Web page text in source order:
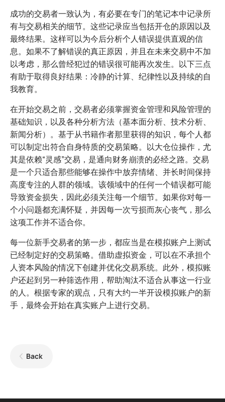
成功的交易者一致认为，有必要在专门的笔记本中记录所
有与交易相关的细节。这些记录应当包括开仓的原因以及
最终结果。这样可以为今后分析个人错误提供直观的信
息。如果不了解错误的真正原因，并且在未来交易中不加
以考虑，那么曾经犯过的错误很可能再次发生。以下三点
有助于取得良好结果：冷静的计算、纪律性以及持续的自
我教育。
在开始交易之前，交易者必须掌握资金管理和风险管理的
基础知识，以及各种分析方法（基本面分析、技术分析、
新闻分析）。基于从书籍作者那里获得的知识，每个人都
可以制定出符合自身特质的交易策略。以大仓位操作，尤
其是依赖“灵感”交易，是通向财务崩溃的必经之路。交易
是一个只适合那些能够在操作中放弃情绪、并长时间保持
高度专注的人群的领域。该领域中的任何一个错误都可能
导致资金损失，因此必须关注每一个细节。如果你对每一
个小问题都充满怀疑，并因每一次亏损而灰心丧气，那么
这项工作并不适合你。
每一位新手交易者的第一步，都应当是在模拟账户上测试
已经制定好的交易策略。借助虚拟资金，可以在不承担个
人资本风险的情况下创建并优化交易系统。此外，模拟账
户还起到另一种筛选作用，帮助淘汰不适合从事这一行业
的人。根据专家的观点，只有大约一半开设模拟账户的新
手，最终会开始在真实账户上进行交易。
Back